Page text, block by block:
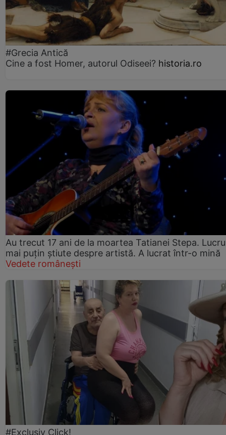
#Grecia Antică
Cine a fost Homer, autorul Odiseei? historia.ro
Au trecut 17 ani de la moartea Tatianei Stepa.
mai puțin știute despre artistă. A lucrat într-o mină
Vedete românești
#Exclusiv Click!